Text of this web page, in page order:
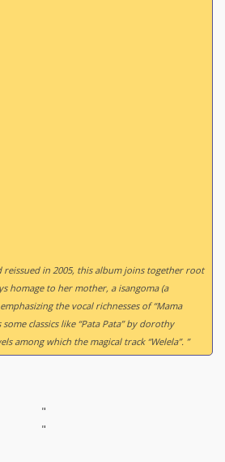
reissued in 2005, this album joins together root
homage to her mother, a isangoma (a
the vocal richnesses of “Mama
classics like “Pata Pata” by dorothy
among which the magical track “Welela”. ”
"
"